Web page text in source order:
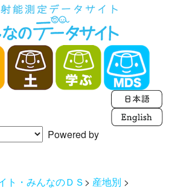
Powered by
ト・みんなのＤＳ> 産地別 >